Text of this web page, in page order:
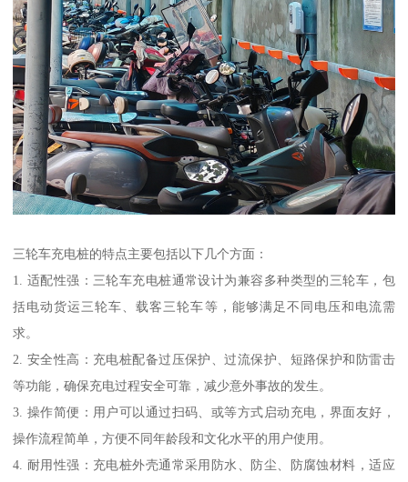
三轮车充电桩的特点主要包括以下几个方面：
1. 适配性强：三轮车充电桩通常设计为兼容多种类型的三轮车，包
括电动货运三轮车、载客三轮车等，能够满足不同电压和电流需
求。
2. 安全性高：充电桩配备过压保护、过流保护、短路保护和防雷击
等功能，确保充电过程安全可靠，减少意外事故的发生。
3. 操作简便：用户可以通过扫码、或等方式启动充电，界面友好，
操作流程简单，方便不同年龄段和文化水平的用户使用。
4. 耐用性强：充电桩外壳通常采用防水、防尘、防腐蚀材料，适应